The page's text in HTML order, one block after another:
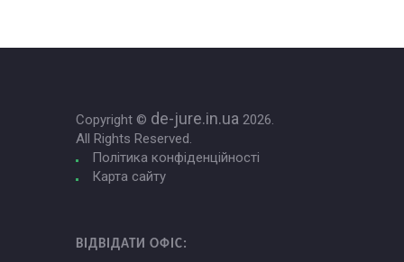
Copyright © de-jure.in.ua 2026.
All Rights Reserved.
Політика конфіденційності
Карта сайту
ВІДВІДАТИ ОФІС: